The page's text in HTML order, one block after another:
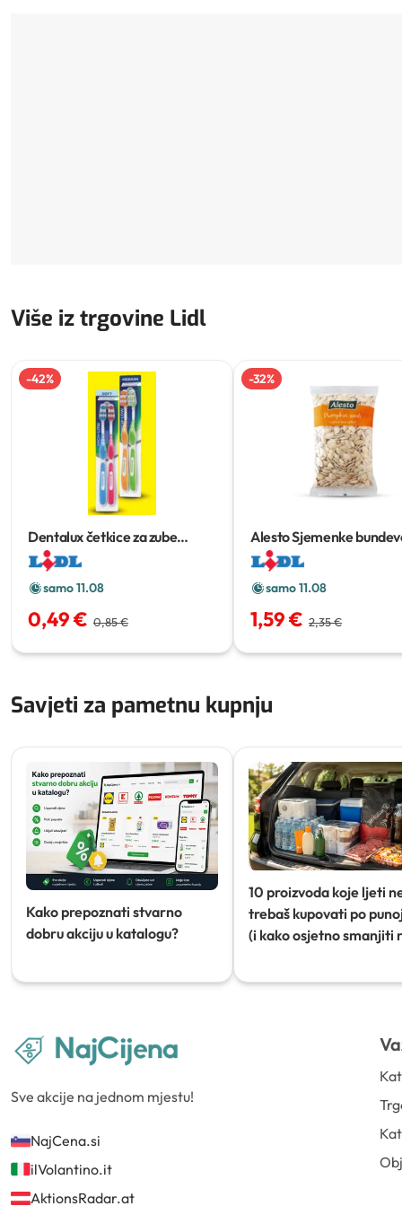
Više iz trgovine Lidl
-42%
Dentalux četkice za zube
classic2 kom
samo 11.08
0,49 € 0,85 €
-32%
Alesto Sjemenke
g
samo 11.08
1,59 € 2,35 €
Savjeti za pametnu kupnju
Kako prepoznati stvarno
dobru akciju u katalogu?
10 proizvoda koje ljeti
trebaš kupovati po
(i kako osjetno smanjiti
Sve akcije na jednom mjestu!
NajCena.si
ilVolantino.it
AktionsRadar.at